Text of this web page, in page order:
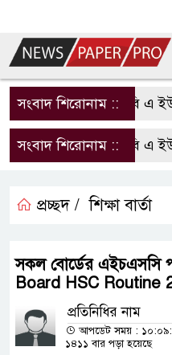
সংবাদ শিরোনাম ::
রাবি এ
সংবাদ শিরোনাম ::
রাবি এ
প্রচ্ছদ / শিক্ষা বার্তা
সকল বোর্ডের এইচএসসি
Board HSC Routine
প্রতিনিধির নাম
আপডেট সময় :
১৪১১ বার পড়া হয়েছে